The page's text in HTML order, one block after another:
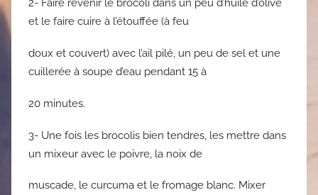
2- Faire revenir le brocoli dans un peu d’huile d’olive
et le faire cuire à l’étouffée (à feu
doux et couvert) avec l’ail pilé, un peu de sel et une
cuillerée à soupe d’eau pendant 15 à
20 minutes.
3- Une fois les brocolis bien tendres, les mettre dans
un mixeur avec le poivre, la noix de
muscade, le curcuma et le fromage blanc. Mixer